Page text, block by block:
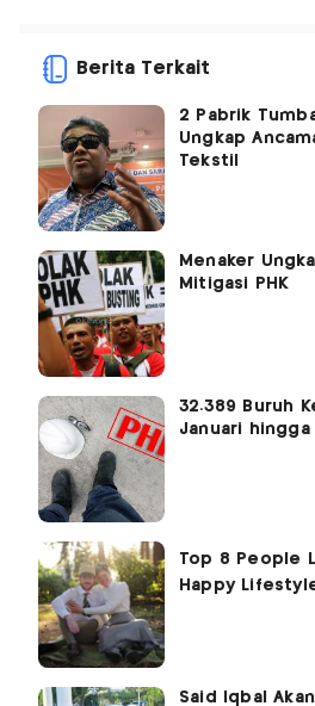
Berita Terkait
2 Pabrik
Ungkap
Tekstil
Menaker
Mitigasi PHK
32.389 Buruh
Januari hingga
Said Iqbal